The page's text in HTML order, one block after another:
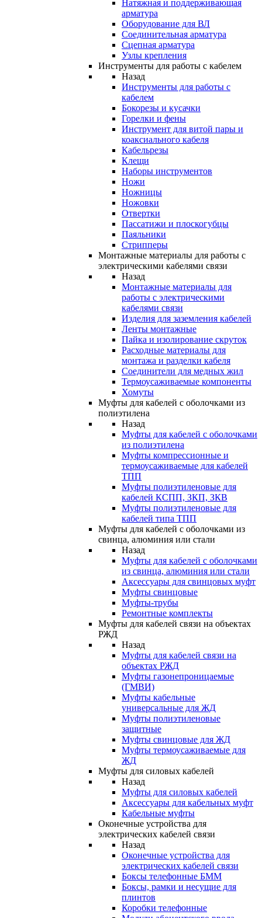
Натяжная и поддерживающая
арматура
Оборудование для ВЛ
Соединительная арматура
Сцепная арматура
Узлы крепления
Инструменты для работы с кабелем
Назад
Инструменты для работы с
кабелем
Бокорезы и кусачки
Горелки и фены
Инструмент для витой пары и
коаксиального кабеля
Кабельрезы
Клещи
Наборы инструментов
Ножи
Ножницы
Ножовки
Отвертки
Пассатижи и плоскогубцы
Паяльники
Стрипперы
Монтажные материалы для работы с
электрическими кабелями связи
Назад
Монтажные материалы для
работы с электрическими
кабелями связи
Изделия для заземления кабелей
Ленты монтажные
Пайка и изолирование скруток
Расходные материалы для
монтажа и разделки кабеля
Соединители для медных жил
Термоусаживаемые компоненты
Хомуты
Муфты для кабелей с оболочками из
полиэтилена
Назад
Муфты для кабелей с оболочками
из полиэтилена
Муфты компрессионные и
термоусаживаемые для кабелей
ТПП
Муфты полиэтиленовые для
кабелей КСПП, ЗКП, ЗКВ
Муфты полиэтиленовые для
кабелей типа ТПП
Муфты для кабелей с оболочками из
свинца, алюминия или стали
Назад
Муфты для кабелей с оболочками
из свинца, алюминия или стали
Аксессуары для свинцовых муфт
Муфты свинцовые
Муфты-трубы
Ремонтные комплекты
Муфты для кабелей связи на объектах
РЖД
Назад
Муфты для кабелей связи на
объектах РЖД
Муфты газонепроницаемые
(ГМВИ)
Муфты кабельные
универсальные для ЖД
Муфты полиэтиленовые
защитные
Муфты свинцовые для ЖД
Муфты термоусаживаемые для
ЖД
Муфты для силовых кабелей
Назад
Муфты для силовых кабелей
Аксессуары для кабельных муфт
Кабельные муфты
Оконечные устройства для
электрических кабелей связи
Назад
Оконечные устройства для
электрических кабелей связи
Боксы телефонные БММ
Боксы, рамки и несущие для
плинтов
Коробки телефонные